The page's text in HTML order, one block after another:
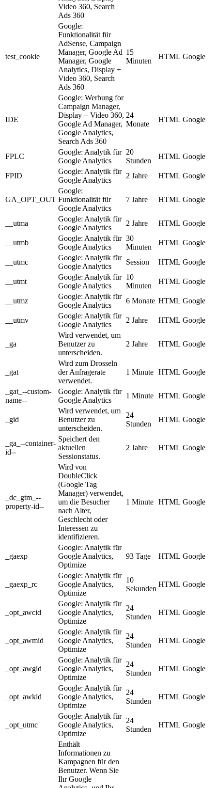
Video 360, Search
Ads 360
test_cookie
Google:
Funktionalität für
AdSense, Campaign
Manager, Google Ad
Manager, Google
Analytics, Display +
Video 360, Search
Ads 360
15
Minuten
HTML Google
IDE
Google: Werbung for
Campaign Manager,
Display + Video 360,
Google Ad Manager,
Google Analytics,
Search Ads 360
24
Monate
HTML Google
FPLC
Google: Analytik für
Google Analytics
20
Stunden
HTML Google
FPID
Google: Analytik für
Google Analytics
2 Jahre HTML Google
GA_OPT_OUT
Google:
Funktionalität für
Google Analytics
7 Jahre HTML Google
__utma
Google: Analytik für
Google Analytics
2 Jahre HTML Google
__utmb
Google: Analytik für
Google Analytics
30
Minuten
HTML Google
__utmc
Google: Analytik für
Google Analytics
Session HTML Google
__utmt
Google: Analytik für
Google Analytics
10
Minuten
HTML Google
__utmz
Google: Analytik für
Google Analytics
6 Monate HTML Google
__utmv
Google: Analytik für
Google Analytics
2 Jahre HTML Google
_ga
Wird verwendet, um
Benutzer zu
unterscheiden.
2 Jahre HTML Google
_gat
Wird zum Drosseln
der Anfragerate
verwendet.
1 Minute HTML Google
_gat_--custom-
name--
Google: Analytik für
Google Analytics
1 Minute HTML Google
_gid
Wird verwendet, um
Benutzer zu
unterscheiden.
24
Stunden
HTML Google
_ga_--container-
id--
Speichert den
aktuellen
Sessionstatus.
2 Jahre HTML Google
_dc_gtm_--
property-id--
Wird von
DoubleClick
(Google Tag
Manager) verwendet,
um die Besucher
nach Alter,
Geschlecht oder
Interessen zu
identifizieren.
1 Minute HTML Google
_gaexp
Google: Analytik für
Google Analytics,
Optimize
93 Tage HTML Google
_gaexp_rc
Google: Analytik für
Google Analytics,
Optimize
10
Sekunden
HTML Google
_opt_awcid
Google: Analytik für
Google Analytics,
Optimize
24
Stunden
HTML Google
_opt_awmid
Google: Analytik für
Google Analytics,
Optimize
24
Stunden
HTML Google
_opt_awgid
Google: Analytik für
Google Analytics,
Optimize
24
Stunden
HTML Google
_opt_awkid
Google: Analytik für
Google Analytics,
Optimize
24
Stunden
HTML Google
_opt_utmc
Google: Analytik für
Google Analytics,
Optimize
24
Stunden
HTML Google
Enthält
Informationen zu
Kampagnen für den
Benutzer. Wenn Sie
Ihr Google